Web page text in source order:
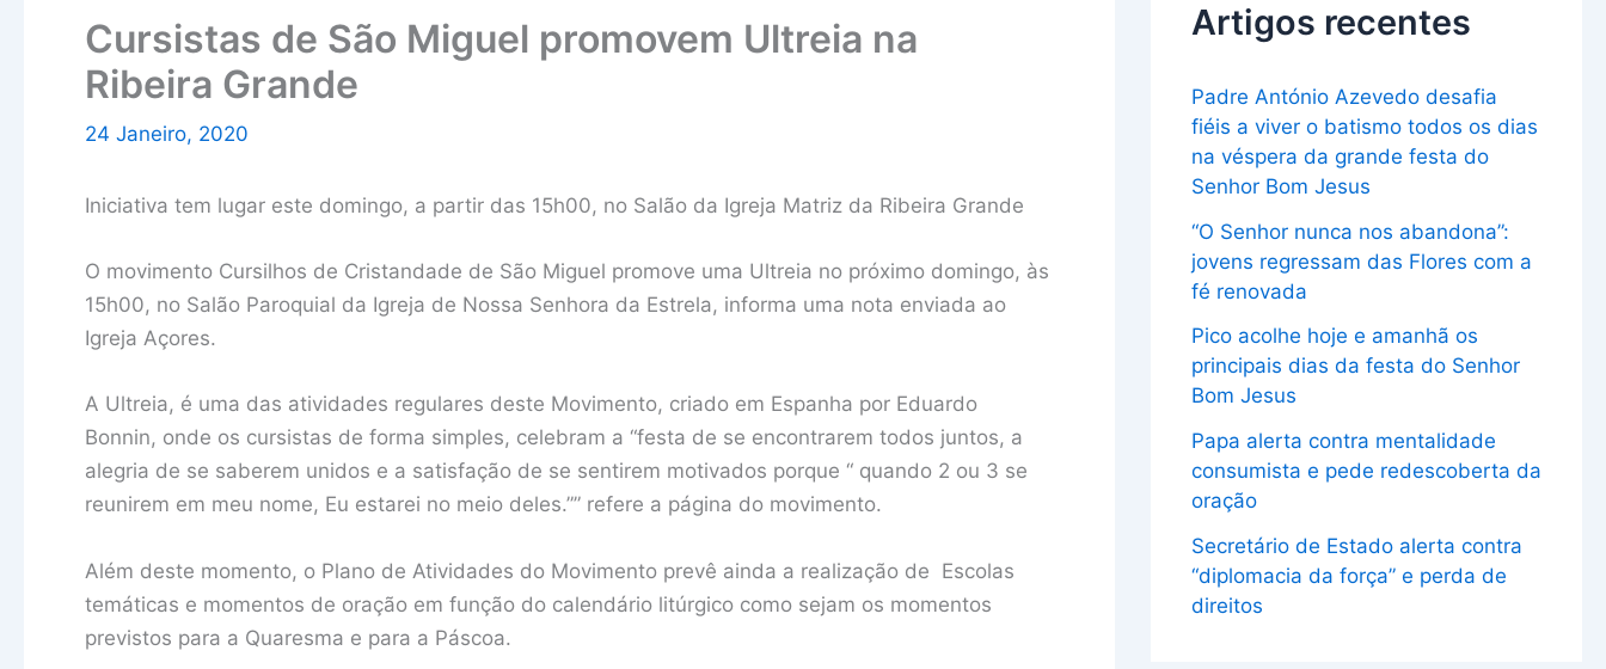
Cursistas de São Miguel promovem Ultreia na
Ribeira Grande
24 Janeiro, 2020
Iniciativa tem lugar este domingo, a partir das 15h00, no Salão da Igreja Matriz da Ribeira Grande
O movimento Cursilhos de Cristandade de São Miguel promove uma Ultreia no próximo domingo, às
15h00, no Salão Paroquial da Igreja de Nossa Senhora da Estrela, informa uma nota enviada ao
Igreja Açores.
A Ultreia, é uma das atividades regulares deste Movimento, criado em Espanha por Eduardo
Bonnin, onde os cursistas de forma simples, celebram a “festa de se encontrarem todos juntos, a
alegria de se saberem unidos e a satisfação de se sentirem motivados porque “ quando 2 ou 3 se
reunirem em meu nome, Eu estarei no meio deles.”” refere a página do movimento.
Além deste momento, o Plano de Atividades do Movimento prevê ainda a realização de Escolas
temáticas e momentos de oração em função do calendário litúrgico como sejam os momentos
previstos para a Quaresma e para a Páscoa.
Artigos recentes
Padre António Azevedo desafia
fiéis a viver o batismo todos os dias
na véspera da grande festa do
Senhor Bom Jesus
“O Senhor nunca nos abandona”:
jovens regressam das Flores com a
fé renovada
Pico acolhe hoje e amanhã os
principais dias da festa do Senhor
Bom Jesus
Papa alerta contra mentalidade
consumista e pede redescoberta da
oração
Secretário de Estado alerta contra
“diplomacia da força” e perda de
direitos